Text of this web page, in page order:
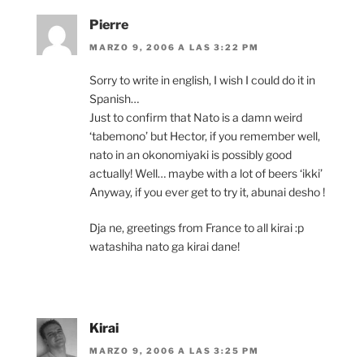
Pierre
MARZO 9, 2006 A LAS 3:22 PM
Sorry to write in english, I wish I could do it in
Spanish…
Just to confirm that Nato is a damn weird
‘tabemono’ but Hector, if you remember well,
nato in an okonomiyaki is possibly good
actually! Well… maybe with a lot of beers ‘ikki’
Anyway, if you ever get to try it, abunai desho !
Dja ne, greetings from France to all kirai :p
watashiha nato ga kirai dane!
Kirai
MARZO 9, 2006 A LAS 3:25 PM